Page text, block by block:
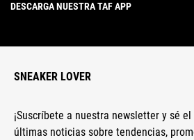
DESCARGA NUESTRA TAF APP
SNEAKER LOVER
¡Suscríbete a nuestra newsletter y sé
últimas noticias sobre tendencias,